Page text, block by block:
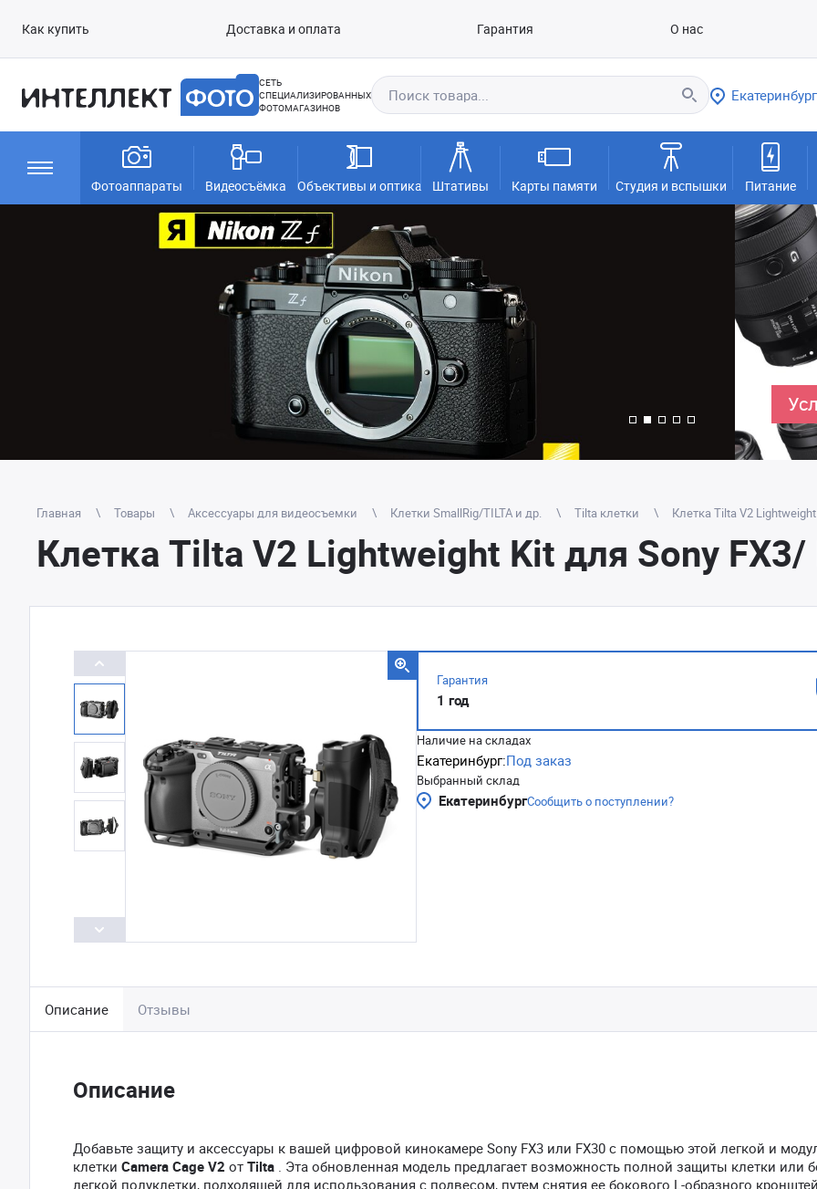
Как купить Доставка и оплата Гарантия О нас
СЕТЬ
СПЕЦИАЛИЗИРОВАННЫХ
ФОТОМАГАЗИНОВ
Екатеринбург
Фотоаппараты Видеосъёмка Объективы и оптика Штативы Карты памяти Студия и вспышки Питание
Главная Товары Аксессуары для видеосъемки Клетки SmallRig/TILTA и др. Tilta клетки Клетка Tilta V2
Клетка Tilta V2 Lightweight Kit для Sony FX3/
Гарантия
1 год
Наличие на складах
Екатеринбург:Под заказ
Выбранный склад
ЕкатеринбургСообщить о поступлении?
Описание Отзывы
Описание
Добавьте защиту и аксессуары к вашей цифровой кинокамере Sony FX3 или FX30 с помощью этой легкой и
клетки Camera Cage V2 от Tilta . Эта обновленная модель предлагает возможность полной защиты клетки или
легкой полуклетки, подходящей для использования с подвесом, путем снятия ее бокового L-образного